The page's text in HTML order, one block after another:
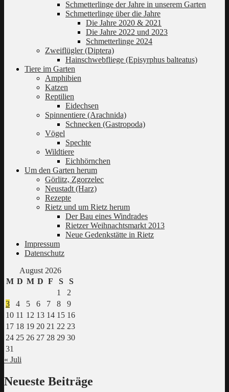
Schmetterlinge der Jahre in unserem Garten
Schmetterlinge über die Jahre
Die Jahre 2020 & 2021
Die Jahre 2022 und 2023
Schmetterlinge 2024
Zweiflügler (Diptera)
Hainschwebfliege (Episyrphus balteatus)
Tiere im Garten
Amphibien
Katzen
Reptilien
Eidechsen
Spinnentiere (Arachnida)
Schnecken (Gastropoda)
Vögel
Spechte
Wildtiere
Eichhörnchen
Um den Garten herum
Görlitz, Zgorzelec
Neustadt (Harz)
Rezepte
Rietz und um Rietz herum
Der Bau eines Windrades
Rietzer Weihnachtsmarkt 2013
Neue Gedenkstätte in Rietz
Impressum
Datenschutz
August 2026
M D M D F S
S
1
2
3
4 5 6 7 8
9
10 11 12 13 14 15 16
17 18 19 20 21 22 23
24 25 26 27 28 29 30
31
« Juli
Neueste Beiträge